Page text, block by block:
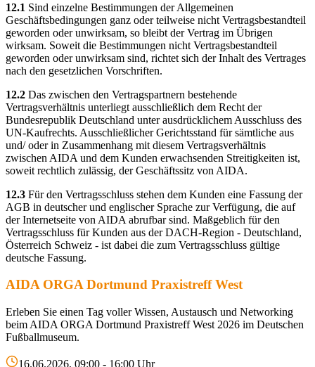
12.1 Sind einzelne Bestimmungen der Allgemeinen
Geschäftsbedingungen ganz oder teilweise nicht Vertragsbestandteil
geworden oder unwirksam, so bleibt der Vertrag im Übrigen
wirksam. Soweit die Bestimmungen nicht Vertragsbestandteil
geworden oder unwirksam sind, richtet sich der Inhalt des Vertrages
nach den gesetzlichen Vorschriften.
12.2 Das zwischen den Vertragspartnern bestehende
Vertragsverhältnis unterliegt ausschließlich dem Recht der
Bundesrepublik Deutschland unter ausdrücklichem Ausschluss des
UN-Kaufrechts. Ausschließlicher Gerichtsstand für sämtliche aus
und/ oder in Zusammenhang mit diesem Vertragsverhältnis
zwischen AIDA und dem Kunden erwachsenden Streitigkeiten ist,
soweit rechtlich zulässig, der Geschäftssitz von AIDA.
12.3 Für den Vertragsschluss stehen dem Kunden eine Fassung der
AGB in deutscher und englischer Sprache zur Verfügung, die auf
der Internetseite von AIDA abrufbar sind. Maßgeblich für den
Vertragsschluss für Kunden aus der DACH-Region - Deutschland,
Österreich Schweiz - ist dabei die zum Vertragsschluss gültige
deutsche Fassung.
AIDA ORGA Dortmund Praxistreff West
Erleben Sie einen Tag voller Wissen, Austausch und Networking
beim AIDA ORGA Dortmund Praxistreff West 2026 im Deutschen
Fußballmuseum.
16.06.2026, 09:00 - 16:00 Uhr